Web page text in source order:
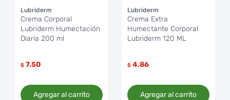
Lubriderm
Crema Corporal
Lubriderm Humectación
Diaria 200 ml
$ 7.50
Agregar al carrito
Lubriderm
Crema Extra
Humectante Corporal
Lubriderm 120 ML
$ 4.86
Agregar al carrito